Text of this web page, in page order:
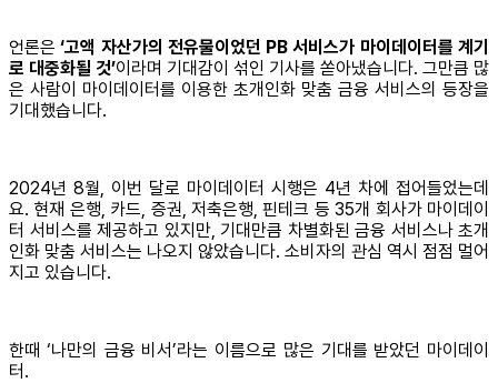
언론은‘고액 자산가의 전유물이었던 PB 서비스가 마이데이터를 계기
로 대중화될 것’이라며 기대감이 섞인 기사를 쏟아냈습니다. 그만큼 많
은 사람이 마이데이터를 이용한 초개인화 맞춤 금융 서비스의 등장을
기대했습니다.
2024년 8월, 이번 달로 마이데이터 시행은 4년 차에 접어들었는데
요. 현재 은행, 카드, 증권, 저축은행, 핀테크 등 35개 회사가 마이데이
터 서비스를 제공하고 있지만, 기대만큼 차별화된 금융 서비스나 초개
인화 맞춤 서비스는 나오지 않았습니다. 소비자의 관심 역시 점점 멀어
지고 있습니다.
한때 ‘나만의 금융 비서’라는 이름으로 많은 기대를 받았던 마이데이
터.